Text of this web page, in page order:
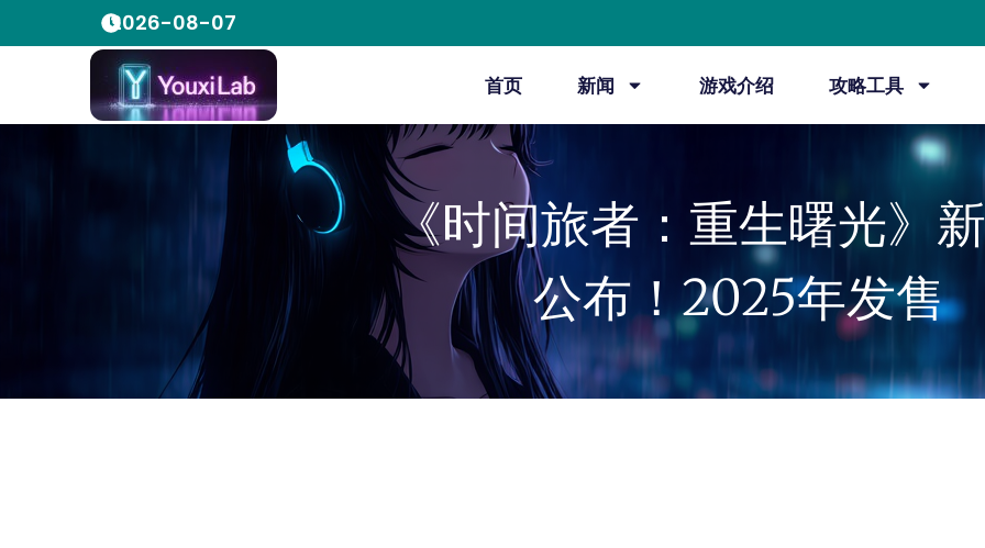
2026-08-07
首页 新闻 游戏介绍 攻略工具
《时间旅者：重生曙光》
公布！2025年发售